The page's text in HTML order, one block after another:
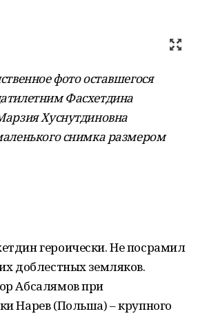
фото оставшегося
Фасхетдина
Хуснутдиновна
снимка размером
героически. Не посрамил
доблестных земляков.
Абсалямов при
Нарев (Польша) – крупного